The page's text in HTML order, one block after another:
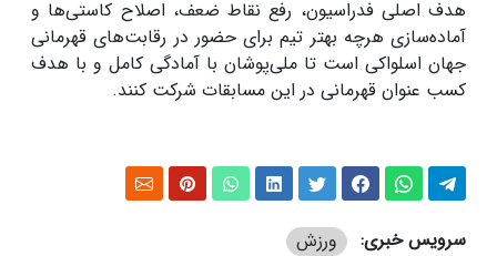
هدف اصلی فدراسیون، رفع نقاط ضعف، اصلاح کاستی‌ها و
آماده‌سازی هرچه بهتر تیم برای حضور در رقابت‌های قهرمانی
جهان اسلواکی است تا ملی‌پوشان با آمادگی کامل و با هدف
کسب عنوان قهرمانی در این مسابقات شرکت کنند.
سرویس خبری: ورزش